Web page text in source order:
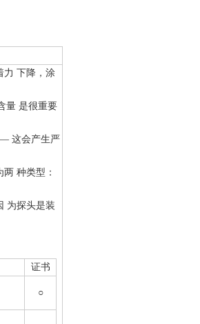
力 下降，涂
量 是很重要
这会产生严
种类型：
为探头是装
证书
○